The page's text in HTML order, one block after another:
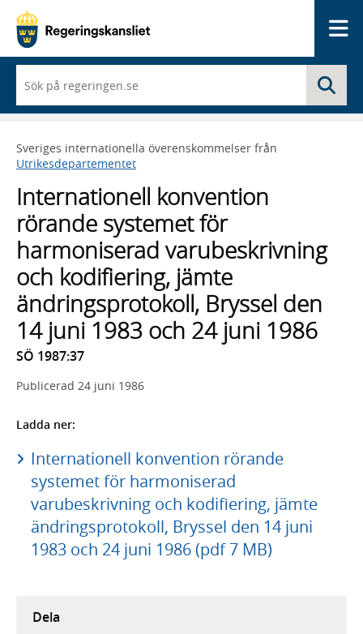
du
börjar
skriva
framträder
en
med
sökförslag
Sveriges internationella överenskommelser från
Utrikesdepartementet
Internationell konvention
rörande systemet för
harmoniserad varubeskrivning
och kodifiering, jämte
ändringsprotokoll, Bryssel den
14 juni 1983 och 24 juni 1986
SÖ 1987:37
Publicerad 24 juni 1986
Ladda ner:
Internationell konvention rörande
systemet för harmoniserad
varubeskrivning och kodifiering, jämte
ändringsprotokoll, Bryssel den 14 juni
1983 och 24 juni 1986 (pdf 7 MB)
Dela